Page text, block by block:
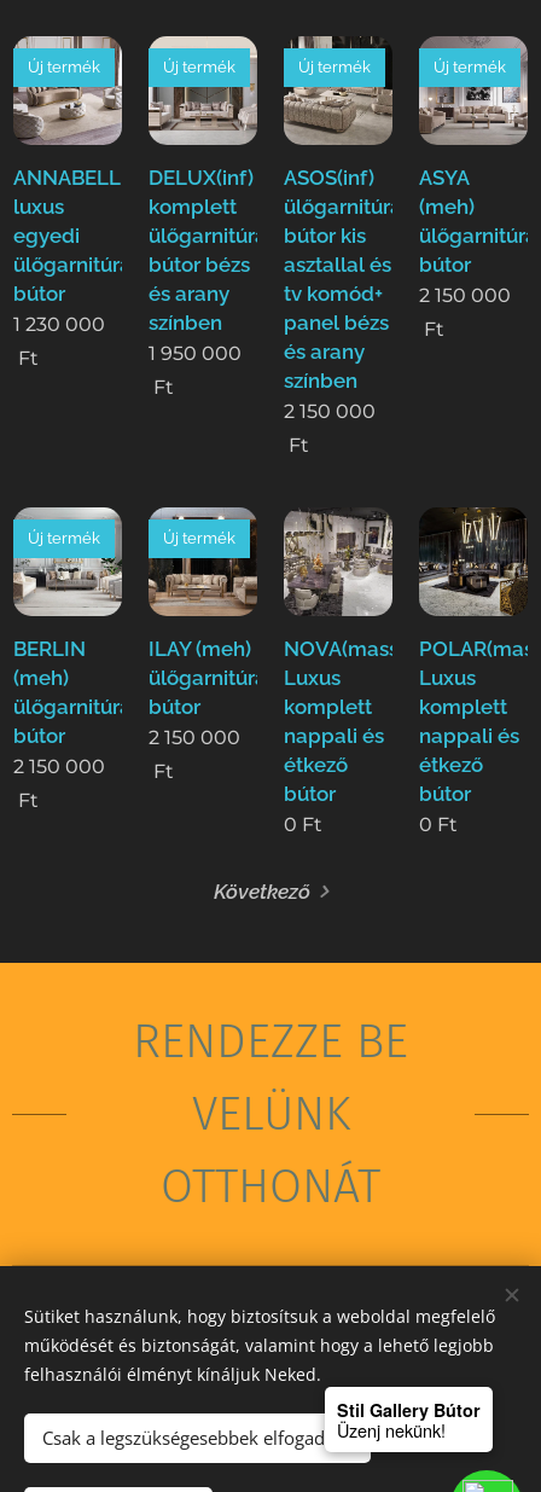
ANNABELLE(ode)
luxus
egyedi
ülőgarnitúra
bútor
Új termék
1 230 000
Ft
DELUX(inf)
komplett
ülőgarnitúra
bútor bézs
és arany
színben
Új termék
1 950 000
Ft
ASOS(inf)
ülőgarnitúra
bútor kis
asztallal és
tv komód+
panel bézs
és arany
színben
Új termék
2 150 000
Ft
ASYA
(meh)
ülőgarnitúra
bútor
Új termék
2 150 000
Ft
BERLIN
(meh)
ülőgarnitúra
bútor
Új termék
2 150 000
Ft
ILAY (meh)
ülőgarnitúra
bútor
Új termék
2 150 000
Ft
NOVA(mass)
Luxus
komplett
nappali és
étkező
bútor
0 Ft
Luxus
komplett
nappali és
étkező
bútor
0 Ft
Következő
RENDEZZE BE
VELÜNK
OTTHONÁT
STIL GALLERY KFT
Sütiket használunk, hogy biztosítsuk a weboldal megfelelő
működését és biztonságát, valamint hogy a lehető legjobb
felhasználói élményt kínáljuk Neked.
Csak a legszükségesebbek elfogadása
Stil Gallery Bútor
Üzenj nekünk!